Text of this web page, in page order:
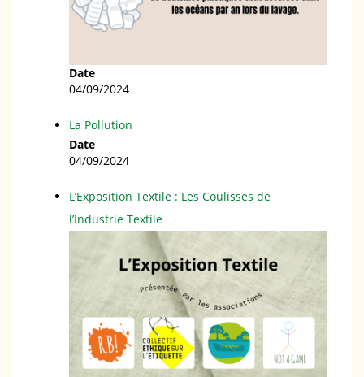
Date
04/09/2024
La Pollution
Date
04/09/2024
L’Exposition Textile : Les Coulisses de
l’Industrie Textile